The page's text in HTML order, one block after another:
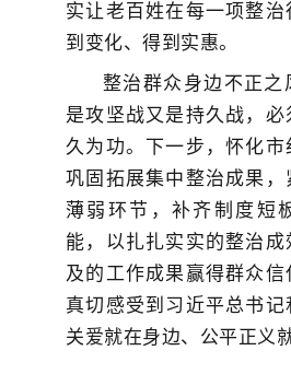
实让老百姓在每一项整治
到变化、得到实惠。
整治群众身边不正之
是攻坚战又是持久战，必
久为功。下一步，怀化市
巩固拓展集中整治成果，
薄弱环节，补齐制度短
能，以扎扎实实的整治
及的工作成果赢得群众信
真切感受到习近平总书
关爱就在身边、公平正义